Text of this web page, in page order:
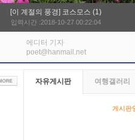
[이 계절의 풍경] 코스모스 (1)
입력시간 :2018-10-27 00:22:04
에디터 기자
poet@hanmail.net
자유게시판 여행갤러리
게시판